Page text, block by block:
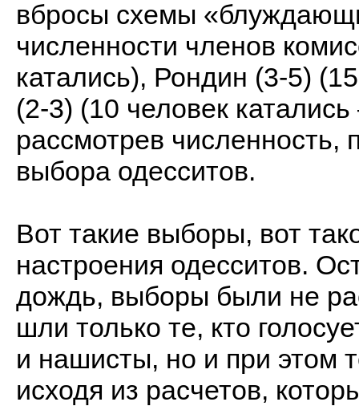
вбросы схемы
численности членов
катались), Рондин (3-5)
(2-3) (10 человек
рассмотрев численность,
выбора одесситов.
Вот такие выборы, вот
настроения одесситов.
дождь, выборы были не
шли только те, кто
и нашисты, но и при этом
исходя из расчетов,